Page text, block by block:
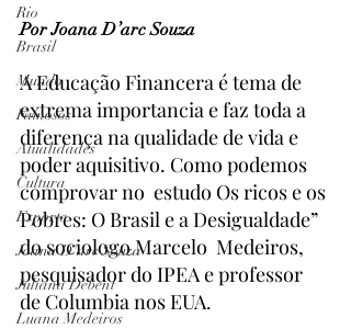
Rio
Brasil
Mundo
Famosos
Atualidades
Cultura
Esporte
Joana D'arc Souza
Juliana Debent
Luana Medeiros
Por Joana D’arc Souza
A Educação Financera é tema de
extrema importancia e faz toda a
diferença na qualidade de vida e
poder aquisitivo. Como podemos
comprovar no  estudo Os ricos e os
Pobres: O Brasil e a Desigualdade”
do sociologo Marcelo  Medeiros,
pesquisador do IPEA e professor
de Columbia nos EUA.